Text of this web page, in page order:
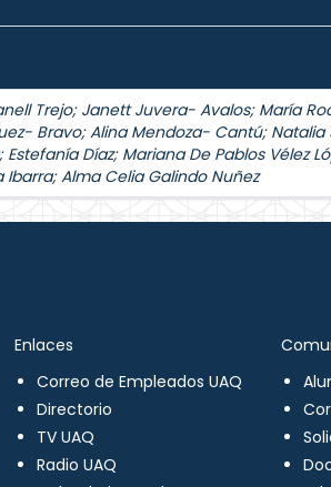
Trejo; Janett Juvera- Avalos; María
Bravo;Alina Mendoza- Cantú; Natalia
; Estefanía Díaz; Mariana De Pablos Vélez
Ibarra;Alma Celia Galindo Nuñez
Enlaces
Correo de Empleados UAQ
Directorio
TV UAQ
Radio UAQ